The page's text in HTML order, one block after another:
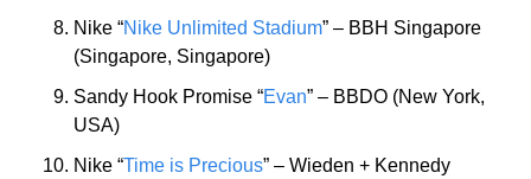
Nike “Nike Unlimited Stadium” – BBH Singapore
(Singapore, Singapore)
Sandy Hook Promise “Evan” – BBDO (New York,
USA)
Nike “Time is Precious” – Wieden + Kennedy